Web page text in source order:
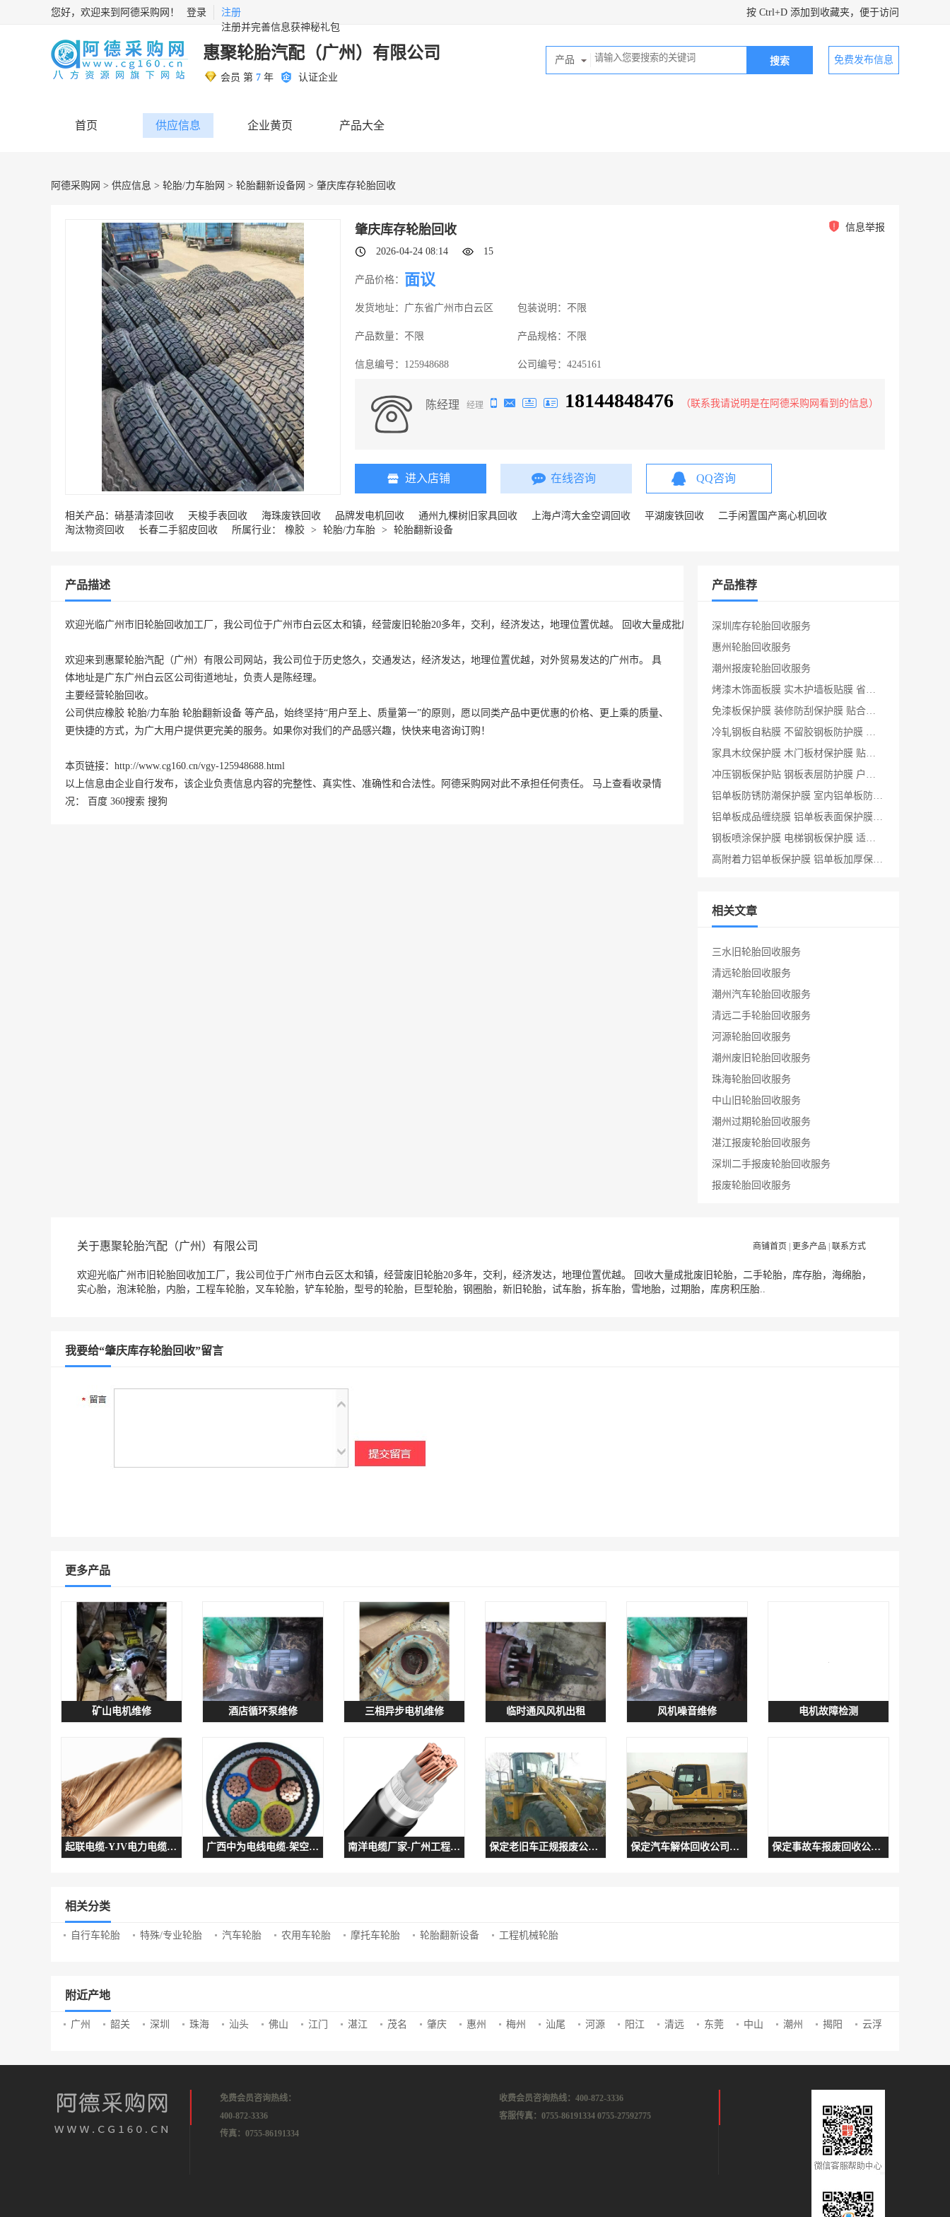
您好，欢迎来到阿德采购网！ 登录
注册
注册并完善信息获神秘礼包
按 Ctrl+D 添加到收藏夹，便于访问
惠聚轮胎汽配（广州）有限公司
会员 第 7 年 认证企业
产品 免费发布信息
首页 供应信息 企业黄页 产品大全
阿德采购网 > 供应信息 > 轮胎/力车胎网 > 轮胎翻新设备网 > 肇庆库存轮胎回收
肇庆库存轮胎回收
2026-04-24 08:14 15
产品价格： 面议
发货地址： 广东省广州市白云区 包装说明： 不限
产品数量： 不限 产品规格： 不限
信息编号： 125948688 公司编号： 4245161
陈经理 经理 18144848476 （联系我请说明是在阿德采购网看到的信息）
进入店铺 在线咨询 QQ咨询
信息举报
相关产品： 硝基清漆回收 天梭手表回收 海珠废铁回收 品牌发电机回收 通州九棵树旧家具回收 上海卢湾大金空调回收 平湖废铁回收
二手闲置国产离心机回收
淘汰物资回收
长春二手貂皮回收 所属行业： 橡胶 > 轮胎/力车胎 > 轮胎翻新设备
产品描述
欢迎光临广州市旧轮胎回收加工厂，我公司位于广州市白云区太和镇，经营废旧轮胎20多年，交利，经济发达，地理位置优越。 回收大量成批废旧轮胎，二手轮胎，库存胎，海绵胎，实心胎，泡沫
欢迎来到惠聚轮胎汽配（广州）有限公司网站，我公司位于历史悠久，交通发达，经济发达，地理位置优越，对外贸易发达的广州市。 具
体地址是广东广州 白云区 公司街道地址，负责人是陈经理。
主要经营轮胎回收。
公司供应橡胶 轮胎/力车胎 轮胎翻新设备 等产品，始终坚持“用户至上、质量第一”的原则，愿以同类产品中更优惠的价格、更上乘的质量、
更快捷的方式，为广大用户提供更完美的服务。如果你对我们的产品感兴趣，快快来电咨询订购！
本页链接： http://www.cg160.cn/vgy-125948688.html
以上信息由企业自行发布，该企业负责信息内容的完整性、真实性、准确性和合法性。阿德采购网对此不承担任何责任。
马上查看收录情
况：
百度 360搜索 搜狗
产品推荐
深圳库存轮胎回收服务
惠州轮胎回收服务
潮州报废轮胎回收服务
烤漆木饰面板膜 实木护墙板贴膜 省时省力好操作
免漆板保护膜 装修防刮保护膜 贴合度高
冷轧钢板自粘膜 不留胶钢板防护膜 膜面平整透明度高
家具木纹保护膜 木门板材保护膜 贴合平整不起泡
冲压钢板保护贴 钢板表层防护膜 户外长效防护
铝单板防锈防潮保护膜 室内铝单板防护膜 韧性强
铝单板成品缠绕膜 铝单板表面保护膜 易撕无残胶
钢板喷涂保护膜 电梯钢板保护膜 适配各类钢板卷材板材
高附着力铝单板保护膜 铝单板加厚保护膜 不易撕裂破损
相关文章
三水旧轮胎回收服务
清远轮胎回收服务
潮州汽车轮胎回收服务
清远二手轮胎回收服务
河源轮胎回收服务
潮州废旧轮胎回收服务
珠海轮胎回收服务
中山旧轮胎回收服务
潮州过期轮胎回收服务
湛江报废轮胎回收服务
深圳二手报废轮胎回收服务
报废轮胎回收服务
关于惠聚轮胎汽配（广州）有限公司 商铺首页 更多产品 联系方式
欢迎光临广州市旧轮胎回收加工厂，我公司位于广州市白云区太和镇，经营废旧轮胎20多年，交利，经济发达，地理位置优越。 回收大量成批废旧轮胎，二手轮胎，库存胎，海绵胎，
实心胎，泡沫轮胎，内胎，工程车轮胎，叉车轮胎，铲车轮胎，型号的轮胎，巨型轮胎，钢圈胎，新旧轮胎，试车胎，拆车胎，雪地胎，过期胎，库房积压胎..
我要给“肇庆库存轮胎回收”留言
更多产品
矿山电机维修 酒店循环泵维修 三相异步电机维修 临时通风风机出租 风机噪音维修 电机故障检测
起联电缆-YJV电力电缆采购厂家推荐 广西中为电线电缆-架空电缆厂家推荐 南洋电缆厂家-广州工程电缆 保定老旧车正规报废公司咨询 保定汽车解体回收公司哪家合适 保定事故车报废回收公司哪家可靠
相关分类
自行车轮胎 特殊/专业轮胎 汽车轮胎 农用车轮胎 摩托车轮胎 轮胎翻新设备 工程机械轮胎
附近产地
广州 韶关 深圳 珠海 汕头 佛山 江门 湛江 茂名 肇庆 惠州 梅州 汕尾 河源 阳江 清远 东莞 中山 潮州 揭阳 云浮
免费会员咨询热线：
400-872-3336
传真：0755-86191334
收费会员咨询热线：400-872-3336
客服传真：0755-86191334 0755-27592775